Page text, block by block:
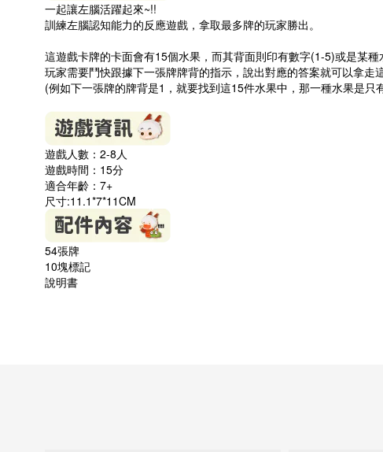
一起讓左腦活躍起來~!!
訓練左腦認知能力的反應遊戲，拿取最多牌的玩家勝出。
這遊戲卡牌的卡面會有15個水果，而其背面則印有數字(1-5)或是某種
玩家需要鬥快跟據下一張牌牌背的指示，說出對應的答案就可以拿走
(例如下一張牌的牌背是1，就要找到這15件水果中，那一種水果是只
遊戲人數：2-8人
遊戲時間：15分
適合年齡：7+
尺寸:11.1*7*11CM
54張牌
10塊標記
說明書